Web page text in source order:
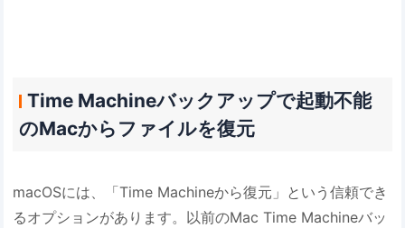
Time Machineバックアップで起動不能
のMacからファイルを復元
macOSには、「Time Machineから復元」という信頼でき
るオプションがあります。以前のMac Time Machineバッ